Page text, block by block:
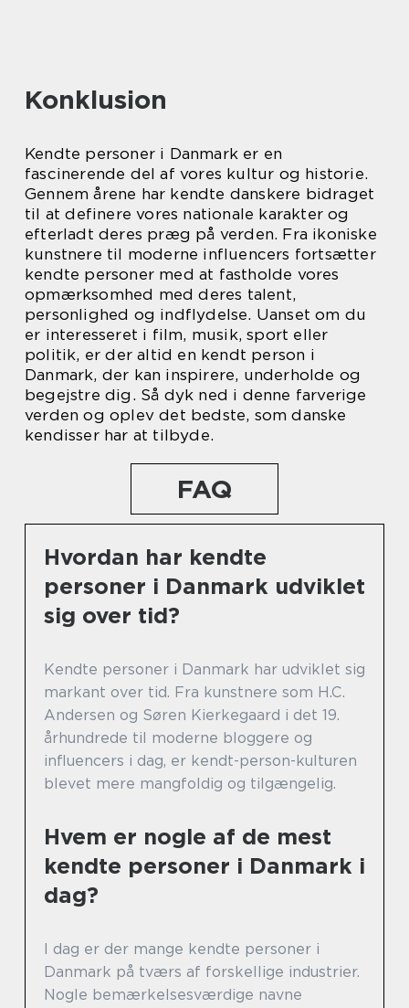
Konklusion
Kendte personer i Danmark er en
fascinerende del af vores kultur og historie.
Gennem årene har kendte danskere bidraget
til at definere vores nationale karakter og
efterladt deres præg på verden. Fra ikoniske
kunstnere til moderne influencers fortsætter
kendte personer med at fastholde vores
opmærksomhed med deres talent,
personlighed og indflydelse. Uanset om du
er interesseret i film, musik, sport eller
politik, er der altid en kendt person i
Danmark, der kan inspirere, underholde og
begejstre dig. Så dyk ned i denne farverige
verden og oplev det bedste, som danske
kendisser har at tilbyde.
FAQ
Hvordan har kendte
personer i Danmark udviklet
sig over tid?
Kendte personer i Danmark har udviklet sig
markant over tid. Fra kunstnere som H.C.
Andersen og Søren Kierkegaard i det 19.
århundrede til moderne bloggere og
influencers i dag, er kendt-person-kulturen
blevet mere mangfoldig og tilgængelig.
Hvem er nogle af de mest
kendte personer i Danmark i
dag?
I dag er der mange kendte personer i
Danmark på tværs af forskellige industrier.
Nogle bemærkelsesværdige navne